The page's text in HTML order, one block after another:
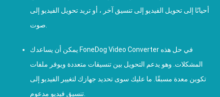
أحيانًا إلى تحويل الفيديو إلى تنسيق آخر ، أو تريد تحويل الفيديو إلى
يمكن أن يساعدك FoneDog Video Converter في حل هذه
المشكلات. وهو يدعم التحويل بين تنسيقات متعددة ويوفر ملفات
تكوين معدة مسبقًا. ما عليك سوى تحديد جهازك لتغيير الفيديو إلى